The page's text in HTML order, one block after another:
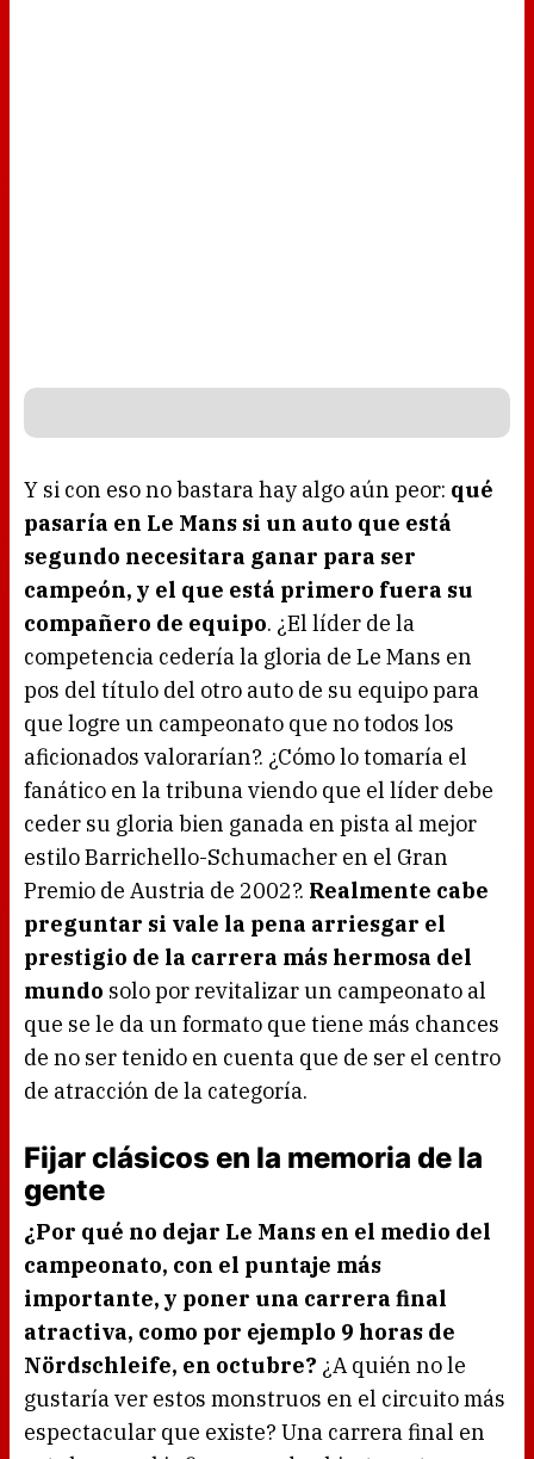
Y si con eso no bastara hay algo aún peor: qué
pasaría en Le Mans si un auto que está
segundo necesitara ganar para ser
campeón, y el que está primero fuera su
compañero de equipo. ¿El líder de la
competencia cedería la gloria de Le Mans en
pos del título del otro auto de su equipo para
que logre un campeonato que no todos los
aficionados valorarían?. ¿Cómo lo tomaría el
fanático en la tribuna viendo que el líder debe
ceder su gloria bien ganada en pista al mejor
estilo Barrichello-Schumacher en el Gran
Premio de Austria de 2002?. Realmente cabe
preguntar si vale la pena arriesgar el
prestigio de la carrera más hermosa del
mundo solo por revitalizar un campeonato al
que se le da un formato que tiene más chances
de no ser tenido en cuenta que de ser el centro
de atracción de la categoría.
Fijar clásicos en la memoria de la
gente
¿Por qué no dejar Le Mans en el medio del
campeonato, con el puntaje más
importante, y poner una carrera final
atractiva, como por ejemplo 9 horas de
Nördschleife, en octubre? ¿A quién no le
gustaría ver estos monstruos en el circuito más
espectacular que existe? Una carrera final en